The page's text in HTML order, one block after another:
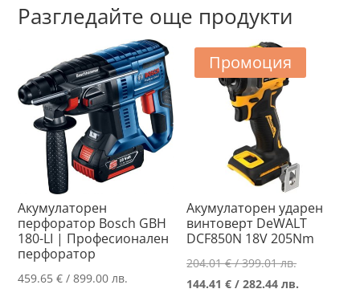
Разгледайте още продукти
Акумулаторен
перфоратор Bosch GBH
180-LI | Професионален
перфоратор
459.65€ / 899.00 лв.
Промоция
Акумулаторен ударен
винтоверт DeWALT
DCF850N 18V 205Nm
204.01€/ 399.01 лв.Original
price
144.41€ / 282.44 лв.